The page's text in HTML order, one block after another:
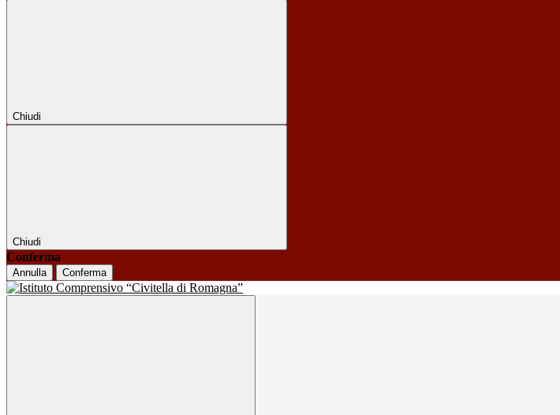
Chiudi
Chiudi
Conferma
Annulla Conferma